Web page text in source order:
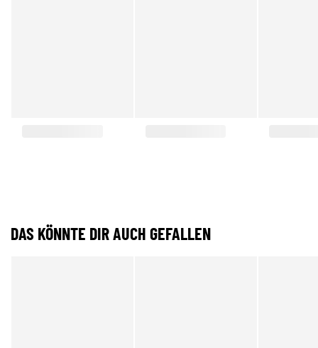
DAS KÖNNTE DIR AUCH GEFALLEN